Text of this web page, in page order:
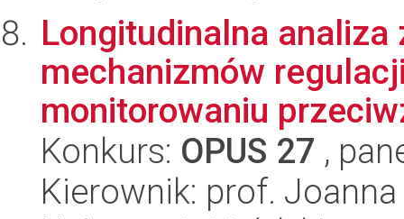
Longitudinalna
mechanizmów
monitorowaniu
Konkurs: OPUS 27 ,
Kierownik: prof. Joanna